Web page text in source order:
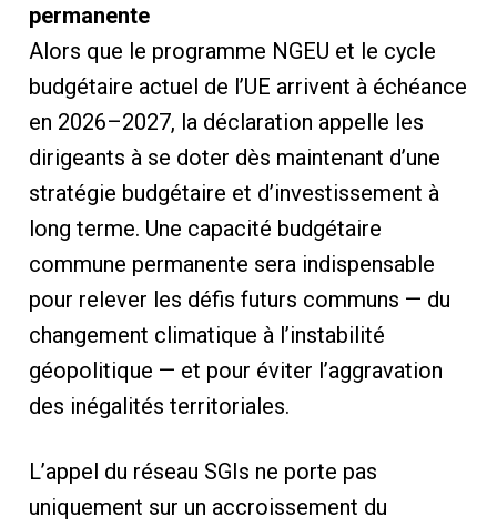
permanente
Alors que le programme NGEU et le cycle
budgétaire actuel de l’UE arrivent à échéance
en 2026–2027, la déclaration appelle les
dirigeants à se doter dès maintenant d’une
stratégie budgétaire et d’investissement à
long terme. Une capacité budgétaire
commune permanente sera indispensable
pour relever les défis futurs communs — du
changement climatique à l’instabilité
géopolitique — et pour éviter l’aggravation
des inégalités territoriales.
L’appel du réseau SGIs ne porte pas
uniquement sur un accroissement du